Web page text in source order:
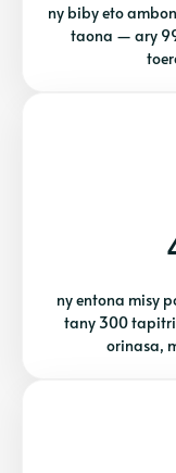
ny biby eto
taona — ary
ny entona misy
tany 300
orinasa,